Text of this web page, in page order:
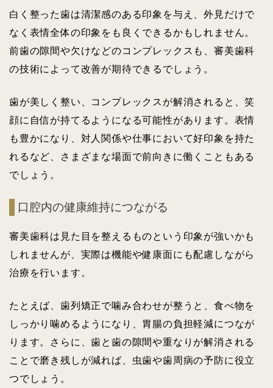
白く整った歯は清潔感のある印象を与え、外見だけで
なく表情全体の印象をも良くできるかもしれません。
前歯の隙間や欠けなどのコンプレックスも、審美歯科
の技術によって改善が期待できるでしょう。
歯が美しく整い、コンプレックスが解消されると、笑
顔に自信が持てるようになる可能性があります。表情
も豊かになり、対人関係や仕事において好印象を持た
れるなど、さまざまな場面で前向きに働くこともある
でしょう。
口腔内の健康維持につながる
審美歯科は見た目を整えるものという印象が強いかも
しれませんが、実際は機能や健康面にも配慮しながら
治療を行います。
たとえば、歯列矯正で噛み合わせが整うと、食べ物を
しっかり噛めるようになり、胃腸の負担軽減につなが
ります。さらに、歯と歯の隙間や重なりが解消される
ことで磨き残しが減れば、虫歯や歯周病の予防に役立
つでしょう。